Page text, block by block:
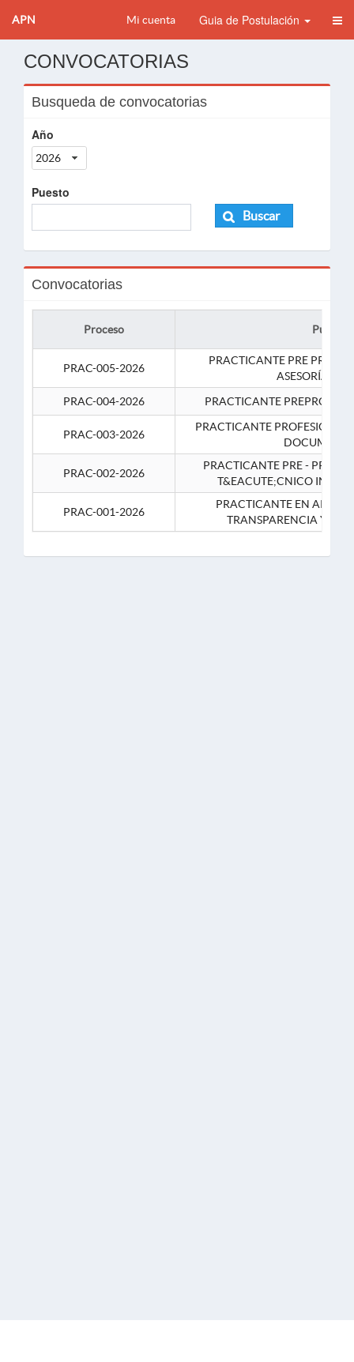
APN Mi cuenta Guia de Postulación
CONVOCATORIAS
Busqueda de convocatorias
Año
2026
Puesto
Buscar
Convocatorias
Proceso Puesto
PRAC-005-2026
PRACTICANTE PRE
ASESORÍA
PRAC-004-2026
PRACTICANTE
PRAC-003-2026
PRACTICANTE
PRAC-002-2026
PRACTICANTE PRE -
T&EACUTE;CNICO
PRAC-001-2026
PRACTICANTE EN APOYO
TRANSPARENCIA Y